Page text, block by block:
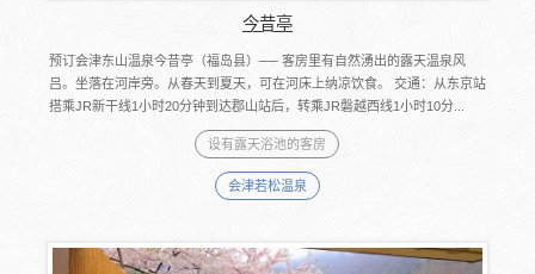
今昔亭
预订会津东山温泉今昔亭（福岛县）── 客房里有自然湧出的露天温泉风
吕。坐落在河岸旁。从春天到夏天，可在河床上纳凉饮食。 交通：从东京站
搭乘JR新干线1小时20分钟到达郡山站后，转乘JR磐越西线1小时10分...
设有露天浴池的客房
会津若松温泉